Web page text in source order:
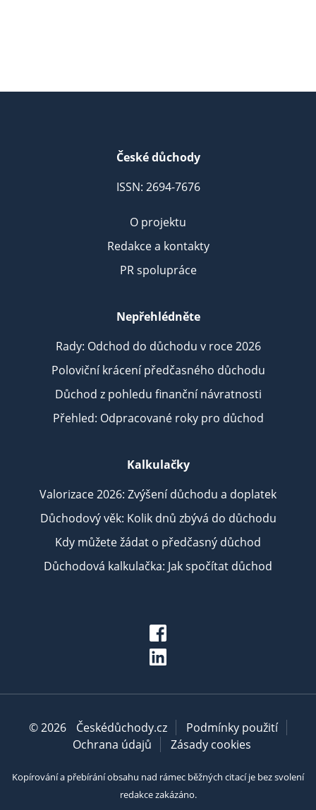
České důchody
ISSN: 2694-7676
O projektu
Redakce a kontakty
PR spolupráce
Nepřehlédněte
Rady: Odchod do důchodu v roce 2026
Poloviční krácení předčasného důchodu
Důchod z pohledu finanční návratnosti
Přehled: Odpracované roky pro důchod
Kalkulačky
Valorizace 2026: Zvýšení důchodu a doplatek
Důchodový věk: Kolik dnů zbývá do důchodu
Kdy můžete žádat o předčasný důchod
Důchodová kalkulačka: Jak spočítat důchod
© 2026 Českédůchody.cz
Podmínky použití
Ochrana údajů
Zásady cookies
Kopírování a přebírání obsahu nad rámec běžných citací je bez svolení
redakce zakázáno.